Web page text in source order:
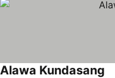
Alawa Kundasang